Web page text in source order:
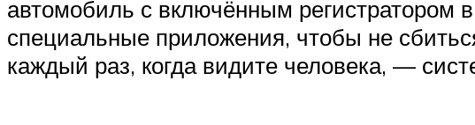
автомобиль с включённым регистратором
специальные приложения, чтобы не
каждый раз, когда видите человека, —